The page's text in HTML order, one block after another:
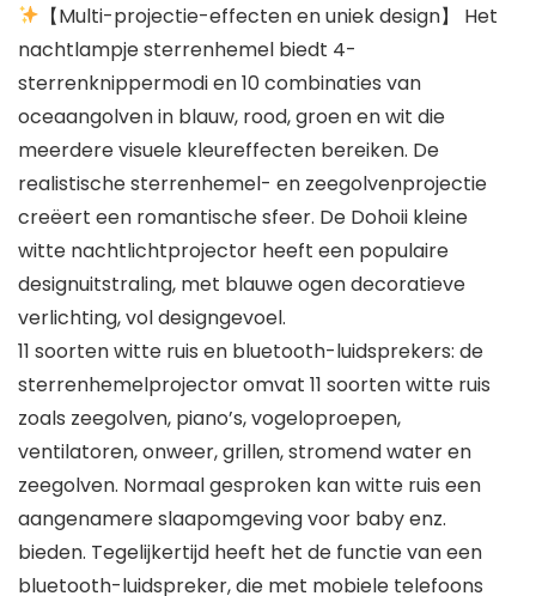
【Multi-projectie-effecten en uniek design】 Het
nachtlampje sterrenhemel biedt 4-
sterrenknippermodi en 10 combinaties van
oceaangolven in blauw, rood, groen en wit die
meerdere visuele kleureffecten bereiken. De
realistische sterrenhemel- en zeegolvenprojectie
creëert een romantische sfeer. De Dohoii kleine
witte nachtlichtprojector heeft een populaire
designuitstraling, met blauwe ogen decoratieve
verlichting, vol designgevoel.
11 soorten witte ruis en bluetooth-luidsprekers: de
sterrenhemelprojector omvat 11 soorten witte ruis
zoals zeegolven, piano’s, vogeloproepen,
ventilatoren, onweer, grillen, stromend water en
zeegolven. Normaal gesproken kan witte ruis een
aangenamere slaapomgeving voor baby enz.
bieden. Tegelijkertijd heeft het de functie van een
bluetooth-luidspreker, die met mobiele telefoons